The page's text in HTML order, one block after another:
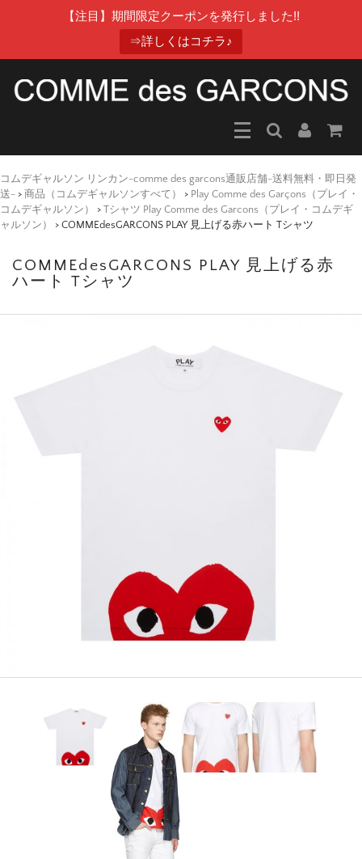
【注目】期間限定クーポンを発行しました!!
⇒詳しくはコチラ♪
コムデギャルソン リンカン-comme des garcons通販店舗-送料無料・即日発
送- > 商品（コムデギャルソンすべて） > Play Comme des Garçons（プレイ・
コムデギャルソン）
> Tシャツ Play Comme des Garcons（プレイ・コムデギ
ャルソン）
> COMMEdesGARCONS PLAY 見上げる赤ハート Tシャツ
COMMEdesGARCONS PLAY 見上げる赤
ハート Tシャツ